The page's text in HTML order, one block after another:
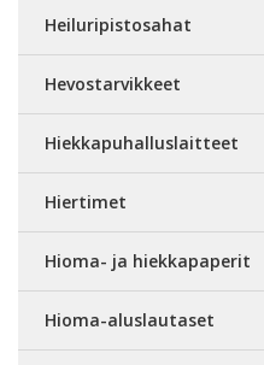
Heiluripistosahat
Hevostarvikkeet
Hiekkapuhalluslaitteet
Hiertimet
Hioma- ja hiekkapaperit
Hioma-aluslautaset